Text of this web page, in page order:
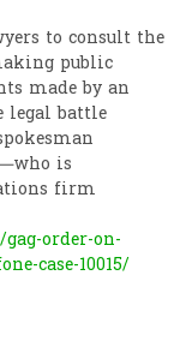
to consult the
public
made by an
battle
is
firm
order-on-
case-10015/